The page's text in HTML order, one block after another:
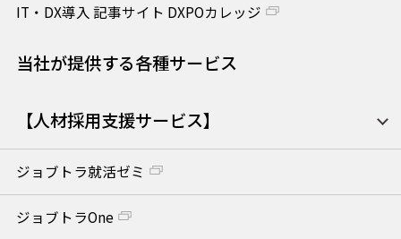
IT・DX導入 記事サイト DXPOカレッジ
当社が提供する各種サービス
【人材採用支援サービス】
ジョブトラ就活ゼミ
ジョブトラOne